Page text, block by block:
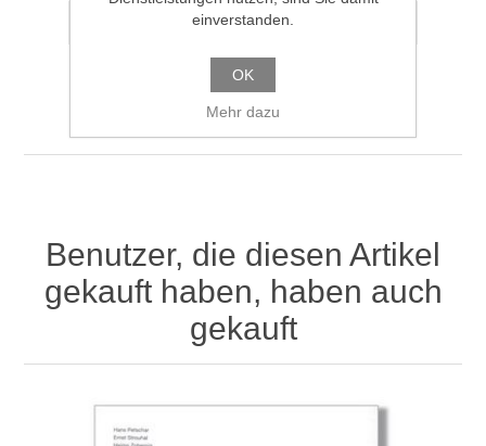
Benutzer, die diesen Artikel
gekauft haben, haben auch
gekauft
einverstanden.
OK
Mehr dazu